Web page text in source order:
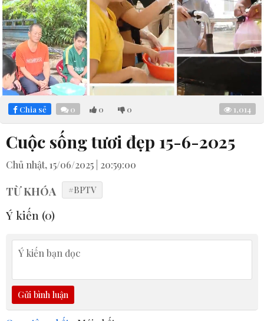
Mute Loaded:
8.02%
Chia sẻ 0 0 0 1,014
Cuộc sống tươi đẹp 15-6-2025
Chủ nhật, 15/06/2025 | 20:59:00
TỪ KHÓA #BPTV
Ý kiến (0)
Gửi bình luận